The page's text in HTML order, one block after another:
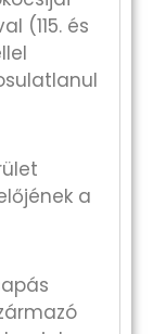
(115. és
a